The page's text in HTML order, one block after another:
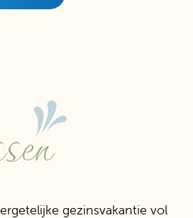
gezinsvakantie vol